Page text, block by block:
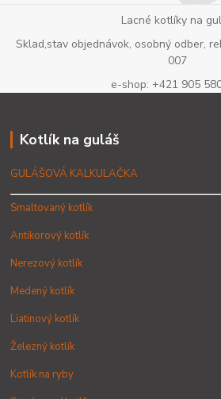
Lacné kotlíky na
Sklad,stav objednávok, osobný odber,
007
e-shop: +421 905
Kotlík na guláš
GULÁŠOVÁ KALKULAČKA
Smaltovaný kotlík
Antikorový kotlík
Nerezový kotlík
Medený kotlík
Liatinový kotlík
Železný kotlík
Kotlík na ryby